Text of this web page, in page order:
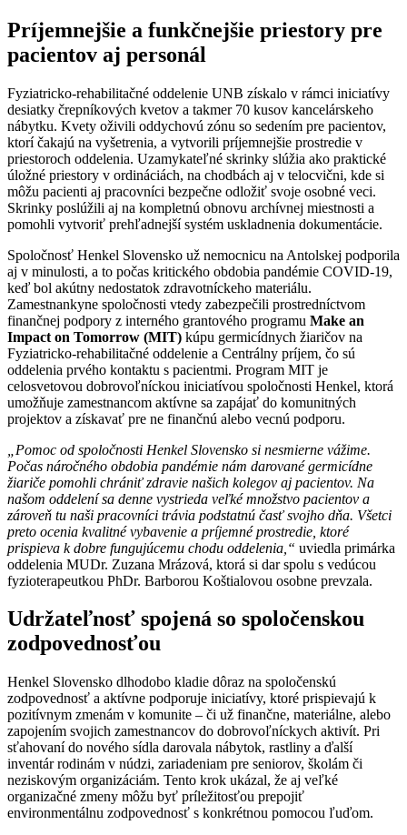
Príjemnejšie a funkčnejšie priestory pre
pacientov aj personál
Fyziatricko-rehabilitačné oddelenie UNB získalo v rámci iniciatívy
desiatky črepníkových kvetov a takmer 70 kusov kancelárskeho
nábytku. Kvety oživili oddychovú zónu so sedením pre pacientov,
ktorí čakajú na vyšetrenia, a vytvorili príjemnejšie prostredie v
priestoroch oddelenia. Uzamykateľné skrinky slúžia ako praktické
úložné priestory v ordináciách, na chodbách aj v telocvični, kde si
môžu pacienti aj pracovníci bezpečne odložiť svoje osobné veci.
Skrinky poslúžili aj na kompletnú obnovu archívnej miestnosti a
pomohli vytvoriť prehľadnejší systém uskladnenia dokumentácie.
Spoločnosť Henkel Slovensko už nemocnicu na Antolskej podporila
aj v minulosti, a to počas kritického obdobia pandémie COVID-19,
keď bol akútny nedostatok zdravotníckeho materiálu.
Zamestnankyne spoločnosti vtedy zabezpečili prostredníctvom
finančnej podpory z interného grantového programu Make an
Impact on Tomorrow (MIT) kúpu germicídnych žiaričov na
Fyziatricko-rehabilitačné oddelenie a Centrálny príjem, čo sú
oddelenia prvého kontaktu s pacientmi. Program MIT je
celosvetovou dobrovoľníckou iniciatívou spoločnosti Henkel, ktorá
umožňuje zamestnancom aktívne sa zapájať do komunitných
projektov a získavať pre ne finančnú alebo vecnú podporu.
„Pomoc od spoločnosti Henkel Slovensko si nesmierne vážime.
Počas náročného obdobia pandémie nám darované germicídne
žiariče pomohli chrániť zdravie našich kolegov aj pacientov. Na
našom oddelení sa denne vystrieda veľké množstvo pacientov a
zároveň tu naši pracovníci trávia podstatnú časť svojho dňa. Všetci
preto ocenia kvalitné vybavenie a príjemné prostredie, ktoré
prispieva k dobre fungujúcemu chodu oddelenia,“ uviedla primárka
oddelenia MUDr. Zuzana Mrázová, ktorá si dar spolu s vedúcou
fyzioterapeutkou PhDr. Barborou Koštialovou osobne prevzala.
Udržateľnosť spojená so spoločenskou
zodpovednosťou
Henkel Slovensko dlhodobo kladie dôraz na spoločenskú
zodpovednosť a aktívne podporuje iniciatívy, ktoré prispievajú k
pozitívnym zmenám v komunite – či už finančne, materiálne, alebo
zapojením svojich zamestnancov do dobrovoľníckych aktivít. Pri
sťahovaní do nového sídla darovala nábytok, rastliny a ďalší
inventár rodinám v núdzi, zariadeniam pre seniorov, školám či
neziskovým organizáciám. Tento krok ukázal, že aj veľké
organizačné zmeny môžu byť príležitosťou prepojiť
environmentálnu zodpovednosť s konkrétnou pomocou ľuďom.